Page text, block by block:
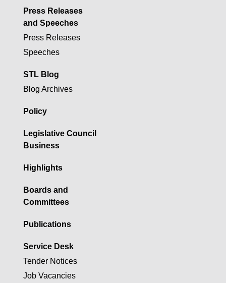
Press Releases
and Speeches
Press Releases
Speeches
STL Blog
Blog Archives
Policy
Legislative Council
Business
Highlights
Boards and
Committees
Publications
Service Desk
Tender Notices
Job Vacancies